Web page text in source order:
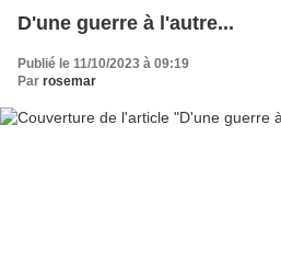
D'une guerre à l'autre...
Publié le 11/10/2023 à 09:19
Par rosemar